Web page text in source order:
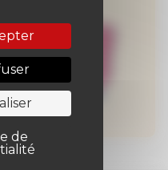
de